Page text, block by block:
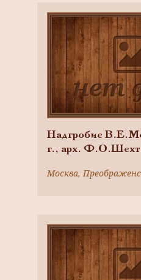
Надгробие
г., арх.